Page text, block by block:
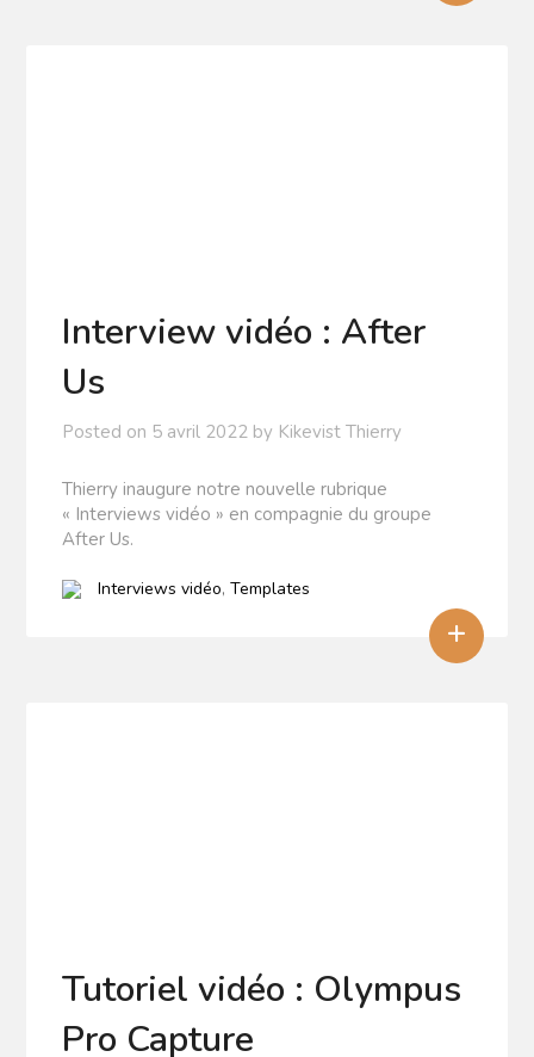
Interview vidéo : After
Us
Posted on 5 avril 2022 by Kikevist Thierry
Thierry inaugure notre nouvelle rubrique
« Interviews vidéo » en compagnie du groupe
After Us.
+
Interviews vidéo,Templates
Tutoriel vidéo : Olympus
Pro Capture